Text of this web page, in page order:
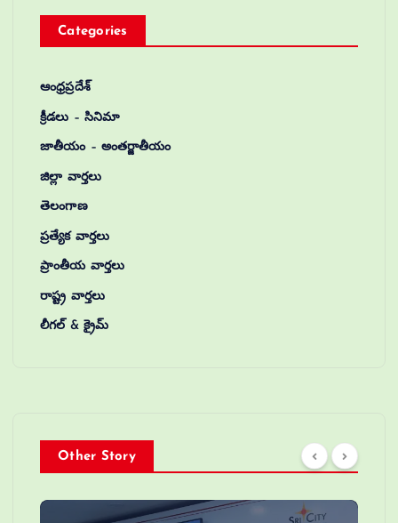
Categories
ఆంధ్రప్రదేశ్
క్రీడలు – సినిమా
జాతీయం – అంతర్జాతీయం
జిల్లా వార్తలు
తెలంగాణ
ప్రత్యేక వార్తలు
ప్రాంతీయ వార్తలు
రాష్ట్ర వార్తలు
లీగల్ & క్రైమ్
Other Story